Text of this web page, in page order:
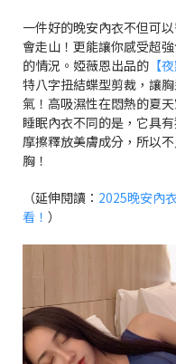
一件好的晚安內衣不但可
會走山！更能讓你感受超
的情況。婭薇恩出品的 【
特八字扭結蝶型剪裁，讓
氣！高吸濕性在悶熱的夏
睡眠內衣不同的是，它具
摩擦釋放美膚成分，所以
胸！
（延伸閱讀： 2025晚安內
看！ ）